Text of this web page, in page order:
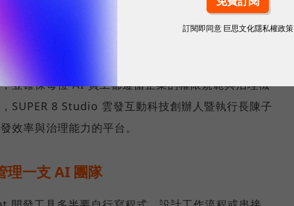
可預見的未來，真人員工將與大量 AI Agent 協同工
何規模化部署與管理這些 AI Agent。
並不難，但當企業需求的是數十、甚至數百隻 Agent
並確保每位 AI 員工都遵循企業的權限規範與治理機
SUPER 8 Studio 雲發互動科技創辦人暨執行長陳子
效率與治理能力的平台。
理一支 AI 團隊
訂閱即同意 巨思文化隱私權政策